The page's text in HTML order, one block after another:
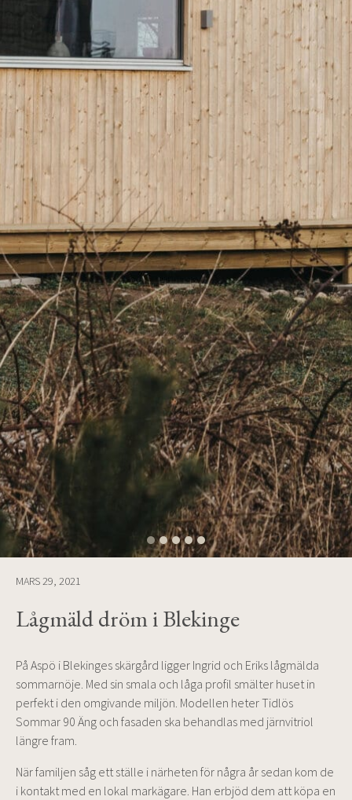
MARS 29, 2021
Lågmäld dröm i Blekinge
På Aspö i Blekinges skärgård ligger Ingrid och Eriks lågmälda
sommarnöje. Med sin smala och låga profil smälter huset in
perfekt i den omgivande miljön. Modellen heter Tidlös
Sommar 90 Äng och fasaden ska behandlas med järnvitriol
längre fram.
När familjen såg ett ställe i närheten för några år sedan kom de
i kontakt med en lokal markägare. Han erbjöd dem att köpa en